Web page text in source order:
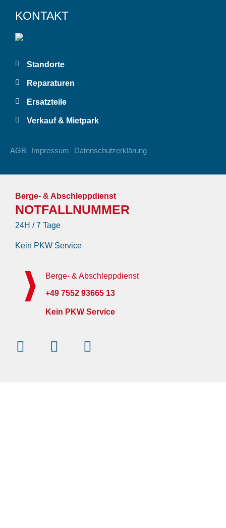
KONTAKT
Standorte
Reparaturen
Ersatzteile
Verkauf & Mietpark
AGB Impressum Datenschutzerklärung
Berge- & Abschleppdienst
NOTFALLNUMMER
24H / 7 Tage
Kein PKW Service
Berge- & Abschleppdienst
+49 7552 93665 13
Kein PKW Service
InstagramFacebook-
f
Youtube